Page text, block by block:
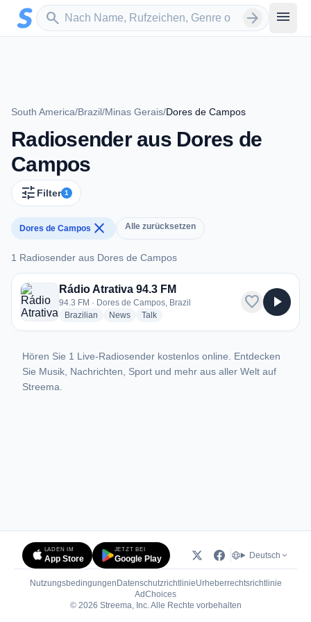
Zum Hauptinhalt springen
search
Sender suchen arrow_forward menu
South America/Brazil/Minas Gerais/Dores de Campos
Radiosender aus Dores de
Campos
tune Filter 1
Dores de Campos close Alle zurücksetzen
1 Radiosender aus Dores de Campos
1 Radiosender aus Dores de Campos
Rádio Atrativa 94.3 FM
94.3 FM · Dores de Campos, Brazil
Brazilian radio stations
Newsradio stations
Talkradio stations
favorite play_arrow
Hören Sie 1 Live-Radiosender kostenlos online. Entdecken
Sie Musik, Nachrichten, Sport und mehr aus aller Welt auf
Streema.
LADEN IM
App Store
JETZT BEI
Google Play Deutsch
Nutzungsbedingungen DatenschutzrichtlinieUrheberrechtsrichtlinie
AdChoices(öffnet in neuem Tab)
© 2026 Streema, Inc. Alle Rechte vorbehalten